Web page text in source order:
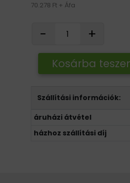
70.278 Ft + Áfa
- +
Kosárba
Szállítási információk:
áruházi átvétel
házhoz szállítási díj